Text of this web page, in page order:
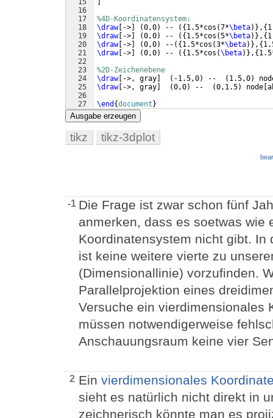
16
17
18
19
20
21
22
23
24
25
26
27
%4D-Koordinatensystem:
\draw[ ->] (0,0) -- ({1.5*cos (7*\beta)} , {
\draw[ ->] (0,0) -- ({1.5*cos (5*\beta)} , {
\draw[ ->] (0,0) -- ({1.5*cos (3*\beta)} , {
\draw[ ->] (0,0) -- ({1.5*cos (\beta)} , {
%2D-Zeichenebene
\draw[ ->, gray] ( -1.5,0) -- ( 1.5,0)
\draw[ ->, gray] (0,0) -- (0,1.5) node [
\end {document}
Ausgabe erzeugen
tikz tikz-3dplot
-1 Die Frage ist zwar schon fünf
anmerken, dass es soetwas wie
Koordinatensystem nicht gibt.
ist keine weitere vierte zu
(Dimensionallinie) vorzufinden.
Parallelprojektion eines
Versuche ein vierdimensionales
müssen notwendigerweise
Anschauungsraum keine vier
2 Ein vierdimensionales
sieht es natürlich nicht direkt in
zeichnerisch könnte man es